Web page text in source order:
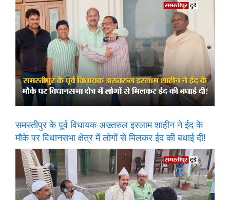
समस्तीपुर के पूर्व विधायक अख्तरुल इस्लाम शाहीन ने ईद के
मौके पर विधानसभा क्षेत्र में लोगों से मिलकर ईद की बधाई दी!